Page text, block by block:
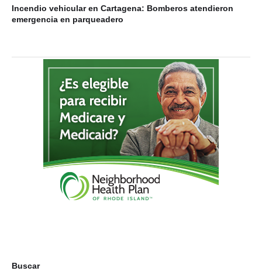
Incendio vehicular en Cartagena: Bomberos atendieron
emergencia en parqueadero
Buscar